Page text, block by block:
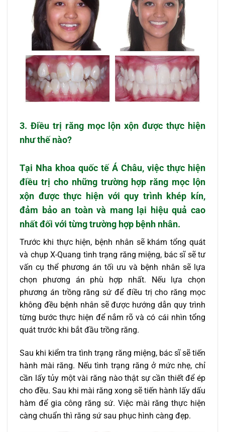
3. Điều trị răng mọc lộn xộn được thực hiện
như thế nào?
Tại Nha khoa quốc tế Á Châu, việc thực hiện
điều trị cho những trường hợp răng mọc lộn
xộn được thực hiện với quy trình khép kín,
đảm bảo an toàn và mang lại hiệu quả cao
nhất đối với từng trường hợp bệnh nhân.
Trước khi thực hiện, bệnh nhân sẽ khám tổng quát
và chụp X-Quang tình trạng răng miệng, bác sĩ sẽ tư
vấn cụ thể phương án tối ưu và bệnh nhân sẽ lựa
chọn phương án phù hợp nhất. Nếu lựa chọn
phương án trồng răng sứ để điều trị cho răng mọc
không đều bệnh nhân sẽ được hướng dẫn quy trình
từng bước thực hiện để nắm rõ và có cái nhìn tổng
quát trước khi bắt đầu trồng răng.
Sau khi kiểm tra tình trạng răng miệng, bác sĩ sẽ tiến
hành mài răng. Nếu tình trạng răng ở mức nhẹ, chỉ
cần lấy tủy một vài răng nào thật sự cần thiết để ép
cho đều. Sau khi mài răng xong sẽ tiến hành lấy dấu
hàm để gia công răng sứ. Việc mài răng thực hiện
càng chuẩn thì răng sứ sau phục hình càng đẹp.